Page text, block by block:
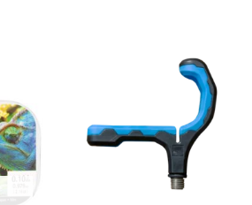
múltiples
variantes.
Las
opciones
se
pueden